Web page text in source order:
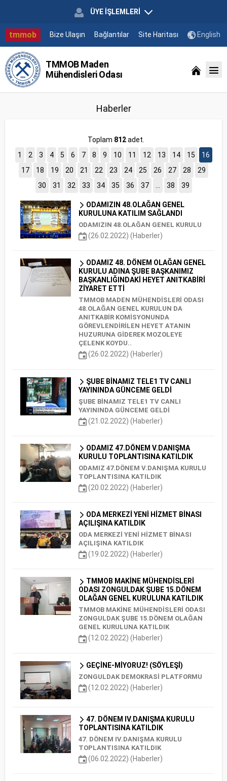
ÜYE İŞLEMLERİ
tmmob Bize Ulaşın Bağlantılar Site Haritası English
TMMOB Maden
Mühendisleri Odası
Haberler
Toplam 812adet.
1
2 3 4 5 6 7 8 9 10 11 12 13 14 15
16
17
18 19 20 21 22 23 24 25 26 27 28
29
30
31 32 33 34 35 36 37 38 39
ODAMIZIN 48.OLAĞAN GENEL
KURULUNA KATILIM SAĞLANDI
ODAMIZIN 48.OLAĞAN GENEL KURULU
(26.02.2022) (Haberler)
ODAMIZ 48. DÖNEM OLAĞAN GENEL
KURULU ADINA ŞUBE BAŞKANIMIZ
BAŞKANLIĞINDAKİ HEYET ANITKABİRİ
ZİYARET ETTİ
TMMOB MADEN MÜHENDİSLERİ ODASI
48.OLAĞAN GENEL KURULUN DA
ANITKABİR KOMİSYONUNDA
GÖREVLENDİRİLEN HEYET ATANIN
HUZURUNA GİDEREK MOZOLEYE
ÇELENK KOYDU..
(26.02.2022) (Haberler)
ŞUBE BİNAMIZ TELE1 TV CANLI
YAYININDA GÜNCEME GELDİ
ŞUBE BİNAMIZ TELE1 TV CANLI
YAYININDA GÜNCEME GELDİ
(21.02.2022) (Haberler)
ODAMIZ 47.DÖNEM V.DANIŞMA
KURULU TOPLANTISINA KATILDIK
ODAMIZ 47.DÖNEM V.DANIŞMA KURULU
TOPLANTISINA KATILDIK
(20.02.2022) (Haberler)
ODA MERKEZİ YENİ HİZMET BİNASI
AÇILIŞINA KATILDIK
ODA MERKEZİ YENİ HİZMET BİNASI
AÇILIŞINA KATILDIK
(19.02.2022) (Haberler)
TMMOB MAKİNE MÜHENDİSLERİ
ODASI ZONGULDAK ŞUBE 15.DÖNEM
OLAĞAN GENEL KURULUNA KATILDIK
TMMOB MAKİNE MÜHENDİSLERİ ODASI
ZONGULDAK ŞUBE 15.DÖNEM OLAĞAN
GENEL KURULUNA KATILDIK
(12.02.2022) (Haberler)
GEÇİNE-MİYORUZ! (SÖYLEŞİ)
ZONGULDAK DEMOKRASİ PLATFORMU
(12.02.2022) (Haberler)
47. DÖNEM IV.DANIŞMA KURULU
TOPLANTISINA KATILDIK
47. DÖNEM IV.DANIŞMA KURULU
TOPLANTISINA KATILDIK
(06.02.2022) (Haberler)